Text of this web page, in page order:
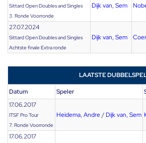
Sittard Open Doubles and Singles
3. Ronde Voorronde
Dijk van, Sem
27.07.2024
Sittard Open Doubles and Singles
Achtste finale Extra ronde
Dijk van, Sem
LAATSTE
Datum Speler
17.06.2017
ITSF Pro Tour
7. Ronde Voorronde
Heidema, Andre/ Dijk van, Sem
17.06.2017